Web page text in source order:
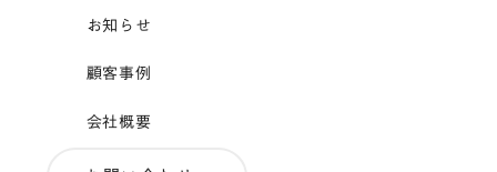
お知らせ
顧客事例
会社概要